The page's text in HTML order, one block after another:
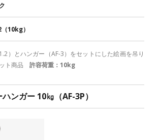
10kg）
）とハンガー（AF-3）をセットにした絵画を吊り
ト商品 許容荷重：10kg
ンガー 10㎏（AF-3P）